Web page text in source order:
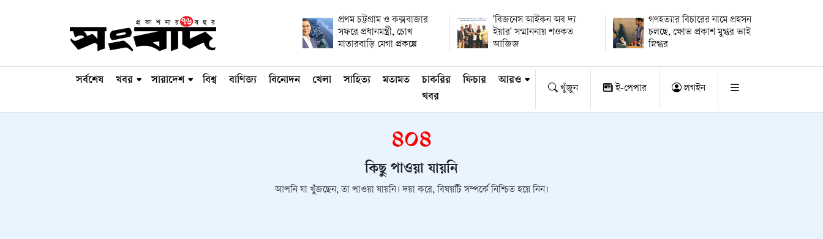
প্রথম চট্টগ্রাম ও কক্সবাজার
সফরে প্রধানমন্ত্রী, চোখ
মাতারবাড়ি মেগা প্রকল্পে
'বিজনেস আইকন অব দ্য
ইয়ার' সম্মাননায় শওকত
আজিজ
গণহত্যার বিচারের নামে প্রহসন
চলছে, ক্ষোভ প্রকাশ মুগ্ধর ভাই
স্নিগ্ধর
সর্বশেষ খবর সারাদেশ বিশ্ব বাণিজ্য বিনোদন খেলা সাহিত্য মতামত
চাকরির
খবর
ফিচার আরও
খুঁজুন ই-পেপার লগইন
৪০৪
কিছু পাওয়া যায়নি
আপনি যা খুঁজছেন, তা পাওয়া যায়নি। দয়া করে, বিষয়টি সম্পর্কে নিশ্চিত হয়ে নিন।